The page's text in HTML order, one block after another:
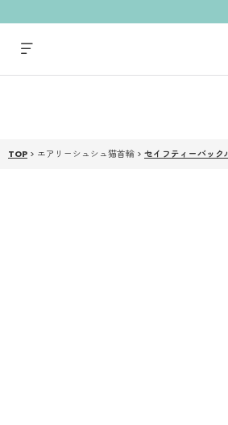
TOP > エアリーシュシュ猫首輪 > セイフティーバック